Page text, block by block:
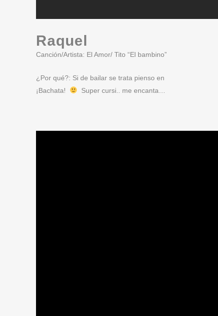
Raquel
Canción/Artista: El Amor/ Tito “El bambino”
¿Por qué?: Si de bailar se trata pienso en
¡Bachata!
Super cursi.. me encanta…